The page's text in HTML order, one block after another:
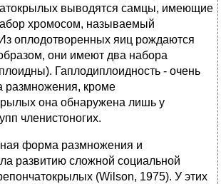
выводятся самцы, имеющие
хромосом, называемый
оплодотворенных яиц рождаются
они имеют два набора
Гаплодиплоидность - очень
размножения, кроме
она обнаружена лишь у
членистоногих.
форма размножения и
развитию сложной социальной
(Wilson, 1975). У этих